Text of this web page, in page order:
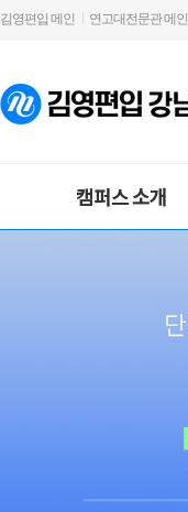
김영편입 메인 연고대전문관 메인
캠퍼스 소개